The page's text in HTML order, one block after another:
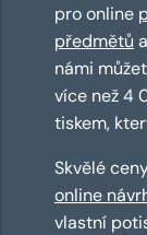
pro online
předmětů
námi
více než 4
tiskem,
Skvělé
online
vlastní